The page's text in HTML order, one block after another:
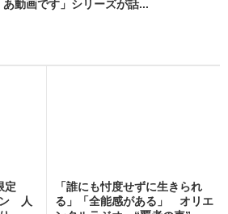
あ動画です」シリーズが話...
定
ン 人
「誰にも忖度せずに生きられ
る」「全能感がある」 オリエ